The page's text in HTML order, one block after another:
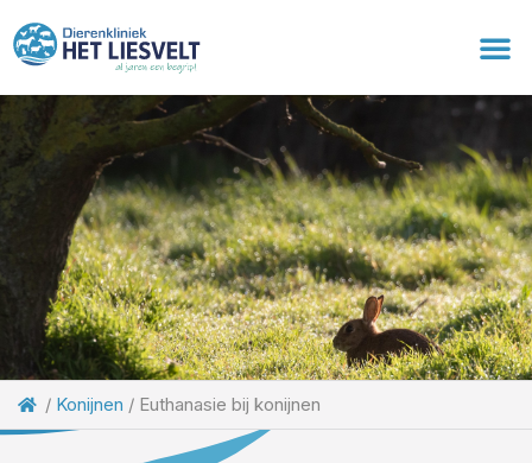
/ Konijnen / Euthanasie bij konijnen